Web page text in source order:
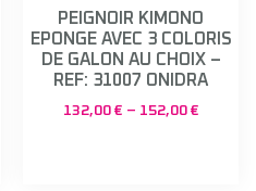
PEIGNOIR KIMONO
EPONGE AVEC 3 COLORIS
DE GALON AU CHOIX –
REF: 31007 ONIDRA
132,00 € – 152,00 €